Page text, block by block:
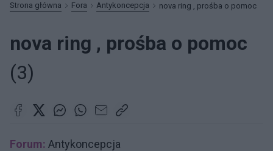
Strona główna Fora Antykoncepcja nova ring , prośba o pomoc
nova ring , prośba o pomoc
(3)
Forum: Antykoncepcja